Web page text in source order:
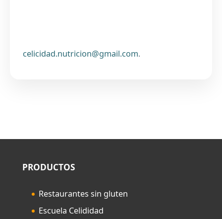
celicidad.nutricion@gmail.com.
PRODUCTOS
Restaurantes sin gluten
Escuela Celididad